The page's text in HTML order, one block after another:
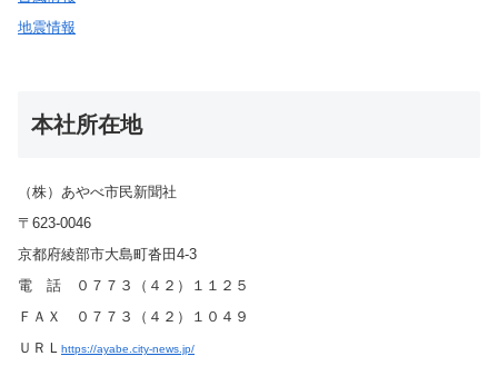
地震情報
本社所在地
（株）あやべ市民新聞社
〒623-0046
京都府綾部市大島町沓田4-3
電 話 ０７７３（４２）１１２５
ＦＡＸ ０７７３（４２）１０４９
ＵＲＬ
https://ayabe.city-news.jp/